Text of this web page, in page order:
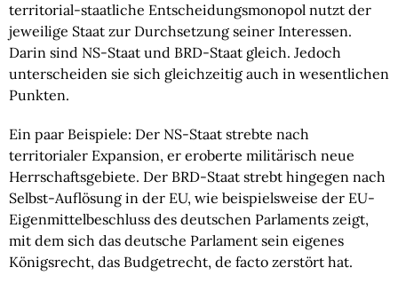
territorial-staatliche Entscheidungsmonopol nutzt der
jeweilige Staat zur Durchsetzung seiner Interessen.
Darin sind NS-Staat und BRD-Staat gleich. Jedoch
unterscheiden sie sich gleichzeitig auch in wesentlichen
Punkten.
Ein paar Beispiele: Der NS-Staat strebte nach
territorialer Expansion, er eroberte militärisch neue
Herrschaftsgebiete. Der BRD-Staat strebt hingegen nach
Selbst-Auflösung in der EU, wie beispielsweise der EU-
Eigenmittelbeschluss des deutschen Parlaments zeigt,
mit dem sich das deutsche Parlament sein eigenes
Königsrecht, das Budgetrecht, de facto zerstört hat.